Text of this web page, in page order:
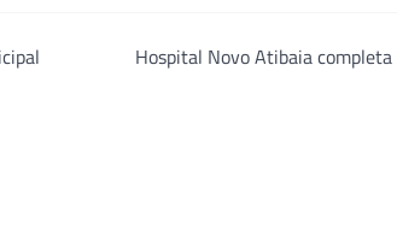
Hospital Novo Atibaia